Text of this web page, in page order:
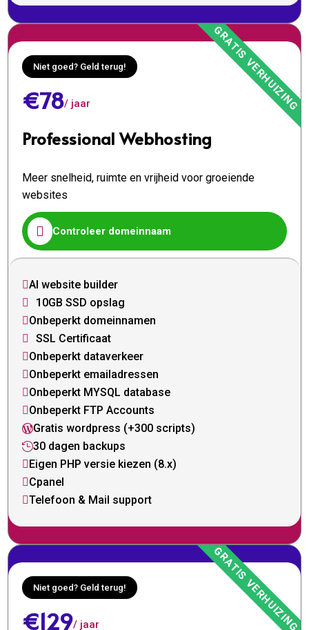
Niet goed? Geld terug!
€78/ jaar
Professional Webhosting
Meer snelheid, ruimte en vrijheid voor groeiende
websites
 Controleer domeinnaam
AI website builder
 10GB SSD opslag
Onbeperkt domeinnamen
 SSL Certificaat
Onbeperkt dataverkeer
Onbeperkt emailadressen
Onbeperkt MYSQL database
Onbeperkt FTP Accounts
Gratis wordpress (+300 scripts)
30 dagen backups
 Eigen PHP versie kiezen (8.x)
Cpanel
Telefoon & Mail support
Niet goed? Geld terug!
€129/ jaar